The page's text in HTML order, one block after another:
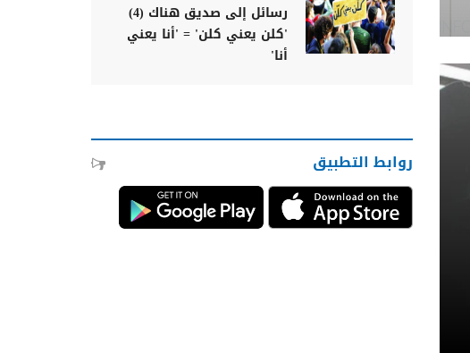
رسائل إلى صديق هناك (4)
'كلن يعني كلن' = 'أنا يعني
أنا'
روابط التطبيق